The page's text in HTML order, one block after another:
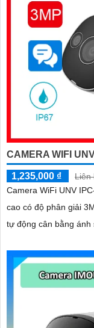
CAMERA WIFI
1,235,000 ₫
Liên
Camera WiFi UNV
cao có độ phân giải
tự động cân bằng ánh